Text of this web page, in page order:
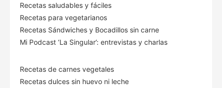
Recetas saludables y fáciles
Recetas para vegetarianos
Recetas Sándwiches y Bocadillos sin carne
Mi Podcast ‘La Singular’: entrevistas y charlas
Recetas de carnes vegetales
Recetas dulces sin huevo ni leche